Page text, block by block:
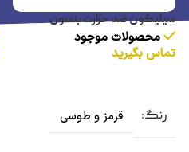
سیلیکون ضد حرارت بنسون
محصولات موجود
تماس بگیرید
رنگ قرمز و طوسی